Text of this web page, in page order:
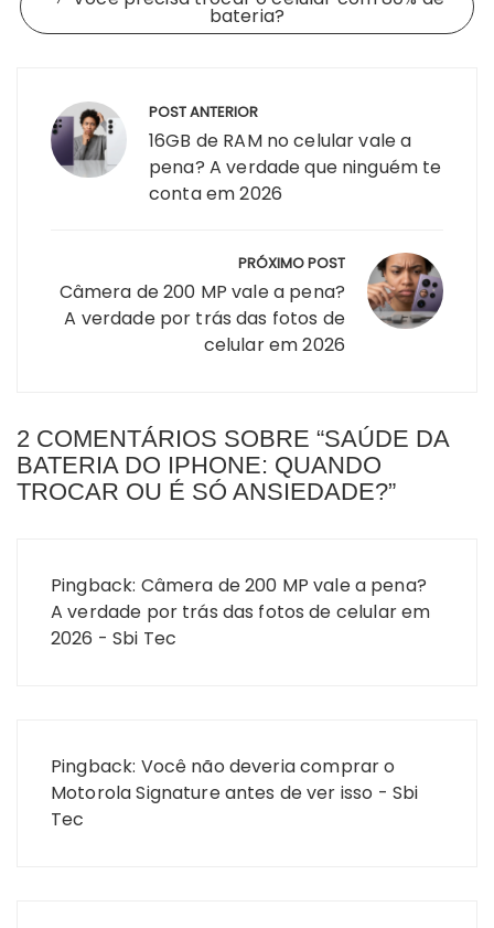
bateria?
de
Post
POST ANTERIOR
16GB de RAM no celular vale a
pena? A verdade que ninguém te
conta em 2026
PRÓXIMO POST
Câmera de 200 MP vale a pena?
A verdade por trás das fotos de
celular em 2026
2 COMENTÁRIOS SOBRE “SAÚDE DA
BATERIA DO IPHONE: QUANDO
TROCAR OU É SÓ ANSIEDADE?”
Pingback: Câmera de 200 MP vale a pena?
A verdade por trás das fotos de celular em
2026 - Sbi Tec
Pingback: Você não deveria comprar o
Motorola Signature antes de ver isso - Sbi
Tec